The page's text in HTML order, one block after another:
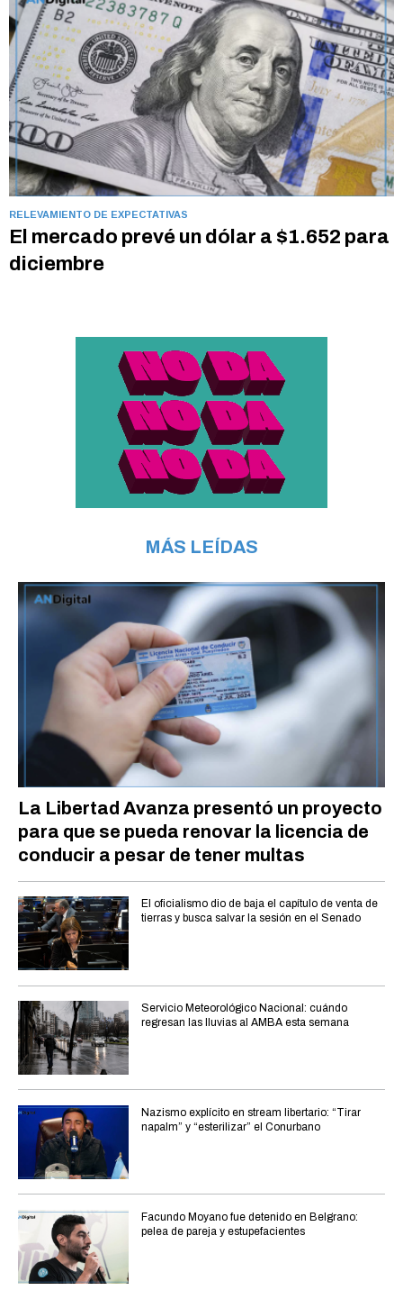
RELEVAMIENTO DE EXPECTATIVAS
El mercado prevé un dólar a $1.652 para
diciembre
MÁS LEÍDAS
La Libertad Avanza presentó un proyecto
para que se pueda renovar la licencia de
conducir a pesar de tener multas
El oficialismo dio de baja el capítulo de venta de
tierras y busca salvar la sesión en el Senado
Servicio Meteorológico Nacional: cuándo
regresan las lluvias al AMBA esta semana
Nazismo explícito en stream libertario: “Tirar
napalm” y “esterilizar” el Conurbano
Facundo Moyano fue detenido en Belgrano:
pelea de pareja y estupefacientes